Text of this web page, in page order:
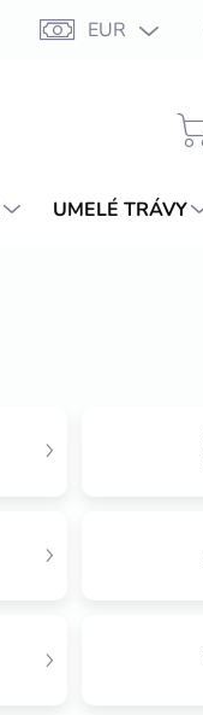
Moja objednávka
EUR
UMELÉ TRÁVY